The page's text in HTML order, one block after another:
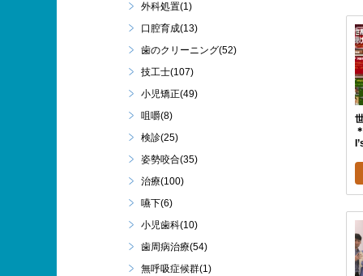
外科処置(1)
口腔育成(13)
歯のクリーニング(52)
技工士(107)
小児矯正(49)
咀嚼(8)
検診(25)
姿勢咬合(35)
治療(100)
嚥下(6)
小児歯科(10)
歯周病治療(54)
無呼吸症候群(1)